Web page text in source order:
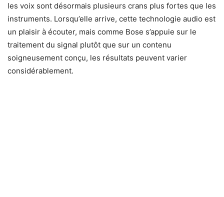
les voix sont désormais plusieurs crans plus fortes que les
instruments. Lorsqu’elle arrive, cette technologie audio est
un plaisir à écouter, mais comme Bose s’appuie sur le
traitement du signal plutôt que sur un contenu
soigneusement conçu, les résultats peuvent varier
considérablement.